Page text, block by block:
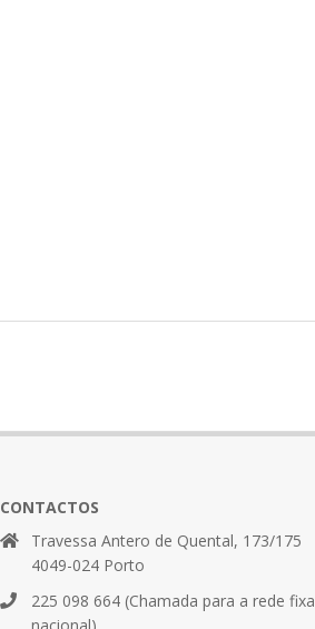
CONTACTOS
Travessa Antero de Quental, 173/175
4049-024 Porto
225 098 664 (Chamada para a rede fixa